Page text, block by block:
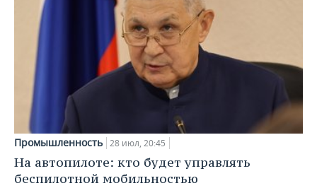
Промышленность 28 июл, 20:45
На автопилоте: кто будет управлять
беспилотной мобильностью